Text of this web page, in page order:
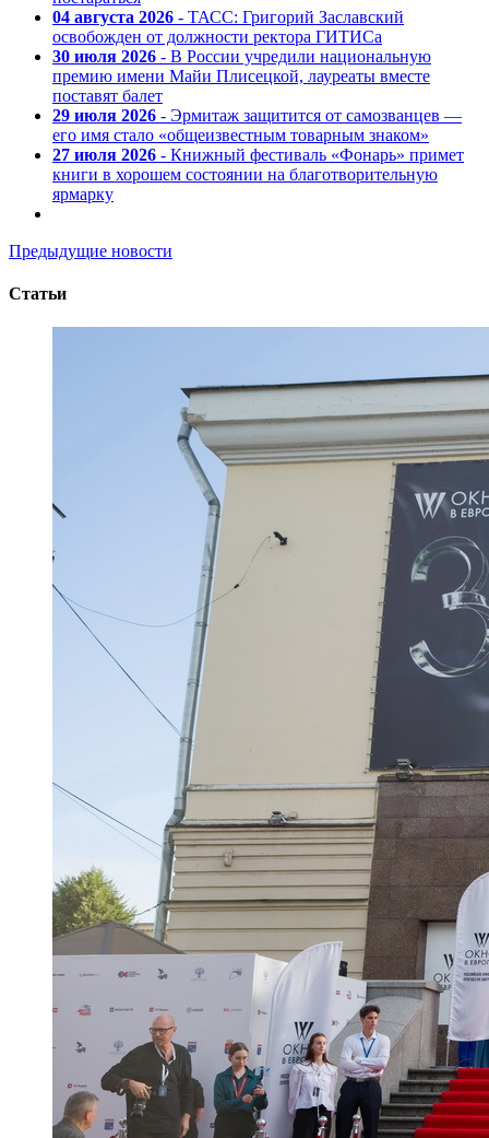
04 августа 2026 - ТАСС: Григорий Заславский
освобожден от должности ректора ГИТИСа
30 июля 2026 - В России учредили национальную
премию имени Майи Плисецкой, лауреаты вместе
поставят балет
29 июля 2026 - Эрмитаж защитится от самозванцев —
его имя стало «общеизвестным товарным знаком»
27 июля 2026 - Книжный фестиваль «Фонарь» примет
книги в хорошем состоянии на благотворительную
ярмарку
Предыдущие новости
Статьи